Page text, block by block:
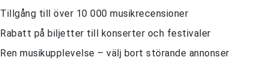
Tillgång till över 10 000 musikrecensioner
Rabatt på biljetter till konserter och festivaler
Ren musikupplevelse – välj bort störande annonser